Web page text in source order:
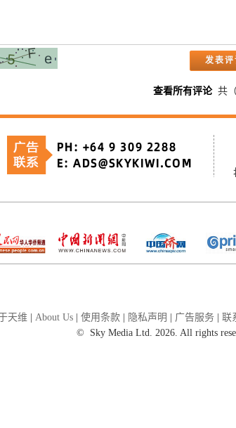
查看所有评论共
天维 About Us 使用条款 隐私声明 广告服务
联
©
Sky Media Ltd. 2026. All rights